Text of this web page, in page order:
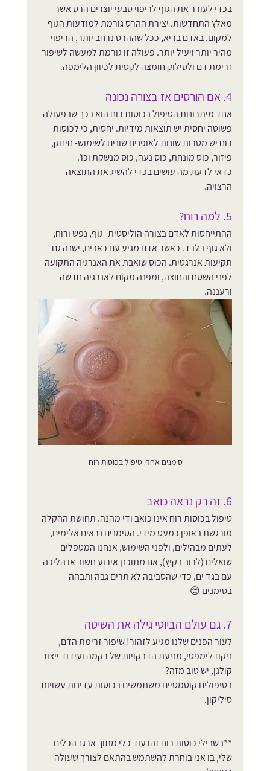
בכדי לעורר את הגוף לריפוי טבעי יוצרים הרס אשר
מאלץ התחדשות. יצירת ההרס גורמת למודעות הגוף
למקום. באדם בריא, ככל שההרס נרחב יותר, הריפוי
מהיר יותר ויעיל יותר. פעולה זו גורמת למעשה לשיפור
זרימת דם ולסילוק חומצה לקטית לכיוון הלימפה.
4. אם הורסים אז בצורה נכונה
אחד מיתרונות הטיפול בכוסות רוח הוא בכך שבפעולה
פשוטה יחסית יש תוצאות מידיות. יחסית, כי לכוסות
רוח יש מטרות שונות לאופנים שונים לשימוש- חיזוק,
פיזור, כוס מונחת, כוס נעה, כוס מנשקת וכו'.
כדאי לדעת מה עושים בכדי להשיג את התוצאה
הרצויה.
5. למה רוח?
ההתייחסות לאדם בצורה הוליסטית- גוף, נפש ורוח,
ולא גוף בלבד. כאשר אדם מגיע עם כאבים, ישנה גם
תקיעות אנרגטית. הכוס שואבת את האנרגיה התקועה
לפני השטח והחוצה, ומפנה מקום לאנרגיה חדשה
ורעננה.
סימנים אחרי טיפול בכוסות רוח
6. זה רק נראה כואב
טיפול בכוסות רוח אינו כואב ודי מהנה. תחושת ההקלה
מורגשת באופן כמעט מידי. הסימנים נראים אלימים,
לעתים מבהילים, ולפני השימוש, אנחנו המטפלים
שואלים (לרוב בקיץ), אם מתוכנן אירוע חשוב או הליכה
עם בגד ים, כדי שהסביבה לא תרים גבה ותבהה
בסימנים 😊
7. גם עולם הביוטי גילה את השיטה
לעור הפנים שלנו מגיע לזהור! שיפור זרימת הדם,
ניקוז לימפטי, מניעת הדבקויות של רקמה ועידוד ייצור
קולגן, יש טוב מזה?
בטיפולים קוסמטיים משתמשים בכוסות עדינות עשויות
סיליקון.
**בשבילי כוסות רוח זהו עוד כלי מתוך ארגז הכלים
שלי, בו אני בוחרת להשתמש בהתאם לצורך שעולה